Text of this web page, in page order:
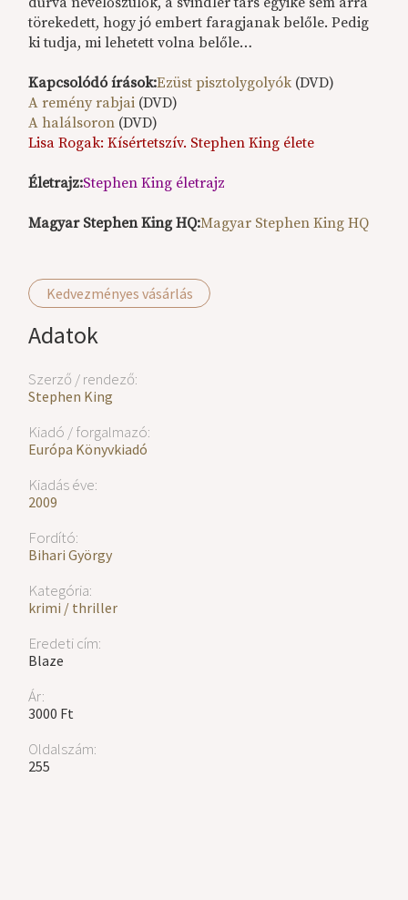
Kedvezményes vásárlás
Adatok
Szerző / rendező:
Stephen King
Kiadó / forgalmazó:
Európa Könyvkiadó
Kiadás éve:
2009
Fordító:
Bihari György
Kategória:
krimi / thriller
Eredeti cím:
Blaze
Ár:
3000 Ft
Oldalszám:
255
törekedett, hogy jó embert faragjanak belőle. Pedig
ki tudja, mi lehetett volna belőle…
Kapcsolódó írások:Ezüst pisztolygolyók (DVD)
A remény rabjai (DVD)
A halálsoron (DVD)
Lisa Rogak: Kísértetszív. Stephen King élete
Életrajz:Stephen King életrajz
Magyar Stephen King HQ:Magyar Stephen King HQ